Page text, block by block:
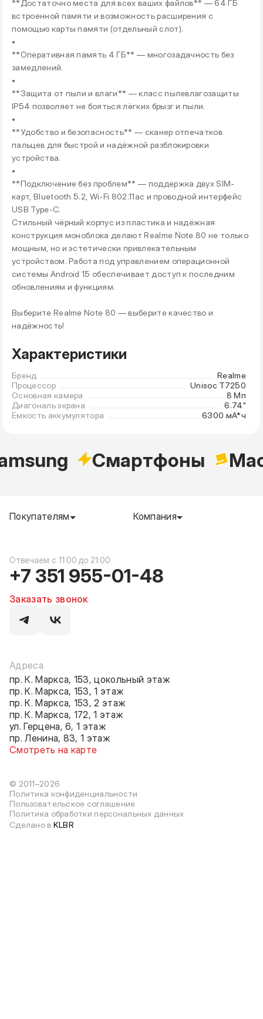
**Достаточно места для всех ваших файлов** — 64 ГБ
встроенной памяти и возможность расширения с
помощью карты памяти (отдельный слот).
•
**Оперативная память 4 ГБ** — многозадачность без
замедлений.
•
**Защита от пыли и влаги** — класс пылевлагозащиты
IP54 позволяет не бояться лёгких брызг и пыли.
•
**Удобство и безопасность** — сканер отпечатков
пальцев для быстрой и надёжной разблокировки
устройства.
•
**Подключение без проблем** — поддержка двух SIM-
карт, Bluetooth 5.2, Wi-Fi 802.11ac и проводной интерфейс
USB Type-C.
Стильный чёрный корпус из пластика и надёжная
конструкция моноблока делают Realme Note 80 не только
мощным, но и эстетически привлекательным
устройством. Работа под управлением операционной
системы Android 15 обеспечивает доступ к последним
обновлениям и функциям.
Выберите Realme Note 80 — выберите качество и
надёжность!
Характеристики
Бренд
Realme
Процессор
Unisoc T7250
Основная камера
8 Мп
Диагональ экрана
6.74"
Емкость аккумулятора
6300 мА*ч
Cмартфоны
Покупателям Компания
© 2011–2026
Политика конфиденциальности
Пользовательское соглашение
Политика обработки персональных данных
Сделано в KLBR
c 11:00 до 21:00
+7 351 955-01-48
Заказать звонок
Адреса
пр. К. Маркса, 153, цокольный этаж
пр. К. Маркса, 153, 1 этаж
пр. К. Маркса, 153, 2 этаж
пр. К. Маркса, 172, 1 этаж
ул. Герцена, 6, 1 этаж
пр. Ленина, 83, 1 этаж
Смотреть на карте